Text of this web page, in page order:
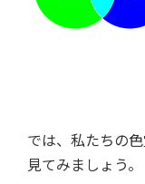
では、私たちの
見てみましょう。